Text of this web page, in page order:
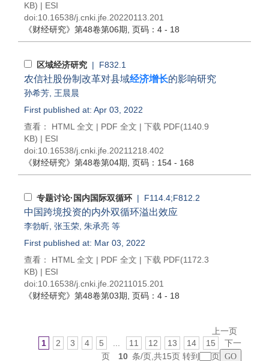
KB) | ESI
doi:10.16538/j.cnki.jfe.20220113.201
《财经研究》 第48卷第06期 , 页码：4 - 18
区域经济研究 | F832.1
农信社股份制改革对县域经济增长的影响研究
孙希芳 王晨晨
First published at: Apr 03, 2022
查看： HTML 全文 | PDF 全文 | 下载 PDF(1140.9
KB) | ESI
doi:10.16538/j.cnki.jfe.20211218.402
《财经研究》 第48卷第04期 , 页码：154 - 168
专题讨论·国内国际双循环 | F114.4;F812.2
中国跨境投资的内外双循环溢出效应
李勃昕 张玉荣 朱承亮 等
First published at: Mar 03, 2022
查看： HTML 全文 | PDF 全文 | 下载 PDF(1172.3
KB) | ESI
doi:10.16538/j.cnki.jfe.20211015.201
《财经研究》 第48卷第03期 , 页码：4 - 18
上一页
1
2 3 4 5 11 12 13 14 15
下一
页
10 条/页,共15页 转到 页